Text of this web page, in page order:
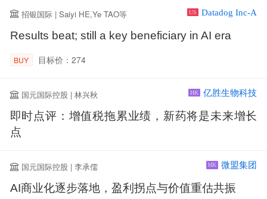
招银国际 | Saiyi HE,Ye TAO等 US Datadog Inc-A
Results beat; still a key beneficiary in AI era
BUY 目标价：274
国元国际控股 | 林兴秋 HK 亿胜生物科技
即时点评：增值税拖累业绩，新药将是未来增长
点
国元国际控股 | 李承儒 HK 微盟集团
AI商业化逐步落地，盈利拐点与价值重估共振